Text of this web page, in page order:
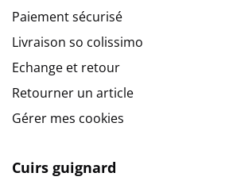
Paiement sécurisé
Livraison so colissimo
Echange et retour
Retourner un article
Gérer mes cookies
Cuirs guignard